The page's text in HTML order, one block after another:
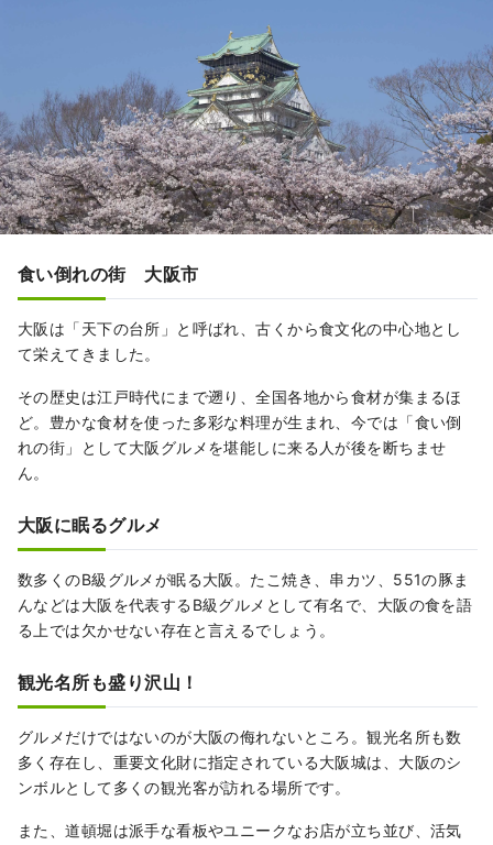
食い倒れの街 大阪市
大阪は「天下の台所」と呼ばれ、古くから食文化の中心地とし
て栄えてきました。
その歴史は江戸時代にまで遡り、全国各地から食材が集まるほ
ど。豊かな食材を使った多彩な料理が生まれ、今では「食い倒
れの街」として大阪グルメを堪能しに来る人が後を断ちませ
ん。
大阪に眠るグルメ
数多くのB級グルメが眠る大阪。たこ焼き、串カツ、551の豚ま
んなどは大阪を代表するB級グルメとして有名で、大阪の食を語
る上では欠かせない存在と言えるでしょう。
観光名所も盛り沢山！
グルメだけではないのが大阪の侮れないところ。観光名所も数
多く存在し、重要文化財に指定されている大阪城は、大阪のシ
ンボルとして多くの観光客が訪れる場所です。
また、道頓堀は派手な看板やユニークなお店が立ち並び、活気